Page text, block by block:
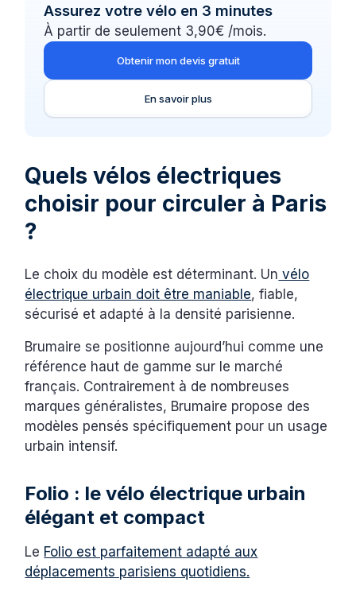
Assurez votre vélo en 3 minutes
À partir de seulement 3,90€ /mois.
Obtenir mon devis gratuit
En savoir plus
Quels vélos électriques
choisir pour circuler à Paris
?
Le choix du modèle est déterminant. Un vélo
électrique urbain doit être maniable, fiable,
sécurisé et adapté à la densité parisienne.
Brumaire se positionne aujourd’hui comme une
référence haut de gamme sur le marché
français. Contrairement à de nombreuses
marques généralistes, Brumaire propose des
modèles pensés spécifiquement pour un usage
urbain intensif.
Folio : le vélo électrique urbain
élégant et compact
Le Folio est parfaitement adapté aux
déplacements parisiens quotidiens.